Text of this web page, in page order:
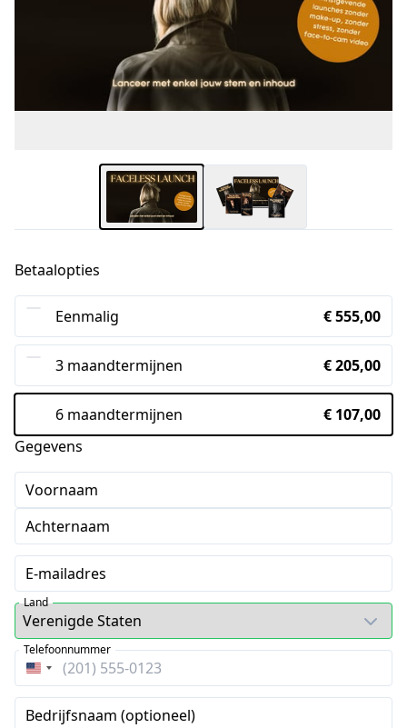
Betaalopties
Eenmalig € 555,00
3 maandtermijnen € 205,00
6 maandtermijnen
€ 107,00
Gegevens
Voornaam
Achternaam
E-mailadres
Land
Verenigde
Staten
+1
Telefoonnummer
Bedrijfsnaam (optioneel)